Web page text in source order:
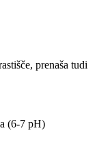
prenaša tudi
(6-7 pH)